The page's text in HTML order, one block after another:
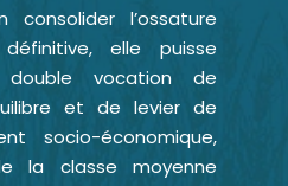
consolider l’ossature
elle puisse
vocation de
et de levier de
socio-économique,
la classe moyenne